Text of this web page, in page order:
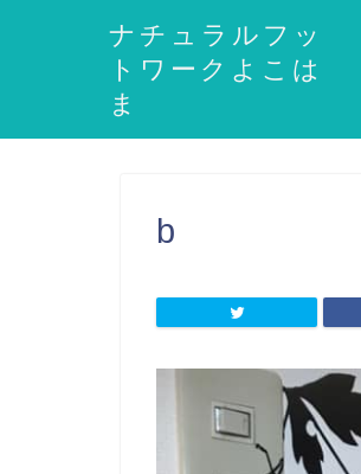
ナチュラルフッ
トワークよこは
ま
b